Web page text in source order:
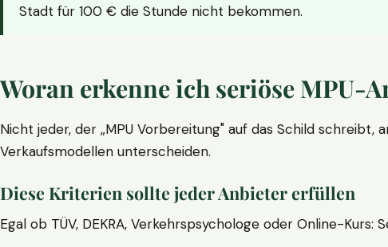
Stadt für 100 € die Stunde nicht bekommen.
Woran erkenne ich seriöse MPU-
Nicht jeder, der „MPU Vorbereitung" auf das Schild
Verkaufsmodellen unterscheiden.
Diese Kriterien sollte jeder Anbieter erfüllen
Egal ob TÜV, DEKRA, Verkehrspsychologe oder Online-